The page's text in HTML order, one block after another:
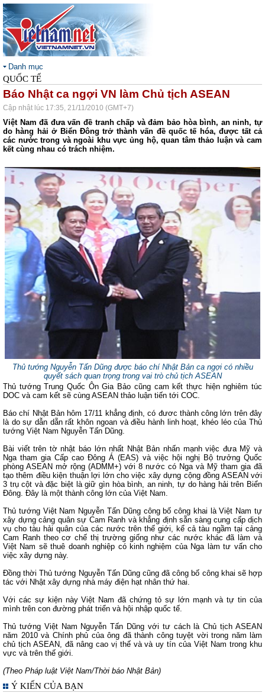
Danh mục
QUỐC TẾ
Báo Nhật ca ngợi VN làm Chủ tịch ASEAN
Cập nhật lúc 17:35, 21/11/2010 (GMT+7)
Việt Nam đã đưa vấn đề tranh chấp và đảm bảo hòa bình, an ninh, tự
do hàng hải ở Biển Đông trở thành vấn đề quốc tế hóa, được tất cả
các nước trong và ngoài khu vực ủng hộ, quan tâm thảo luận và cam
kết cùng nhau có trách nhiệm.
Thủ tướng Nguyễn Tấn Dũng được báo chí Nhật Bản ca ngợi có nhiều
quyết sách quan trọng trong vai trò chủ tịch ASEAN
Thủ tướng Trung Quốc Ôn Gia Bảo cũng cam kết thực hiện nghiêm túc
DOC và cam kết sẽ cùng ASEAN thảo luận tiến tới COC.
Báo chí Nhật Bản hôm 17/11 khẳng định, có đươc thành công lớn trên đây
là do sự dẫn dẵn rất khôn ngoan và điều hành linh hoạt, khéo léo của Thủ
tướng Việt Nam Nguyễn Tấn Dũng.
Bài viết trên tờ nhật báo lớn nhất Nhật Bản nhấn mạnh việc đưa Mỹ và
Nga tham gia Cấp cao Đông Á (EAS) và việc hội nghị Bộ trưởng Quốc
phòng ASEAN mở rộng (ADMM+) với 8 nước có Nga và Mỹ tham gia đã
tạo thêm điều kiện thuận lợi lớn cho việc xây dựng cộng đồng ASEAN với
3 trụ cột và đặc biệt là giữ gìn hòa bình, an ninh, tự do hàng hải trên Biển
Đông. Đây là một thành công lớn của Việt Nam.
Thủ tướng Việt Nam Nguyễn Tấn Dũng công bố công khai là Việt Nam tự
xây dựng cảng quân sự Cam Ranh và khẳng định sẵn sàng cung cấp dịch
vụ cho tàu hải quân của các nước trên thế giới, kể cả tàu ngầm tại cảng
Cam Ranh theo cơ chế thị trường giống như các nước khác đã làm và
Việt Nam sẽ thuê doanh nghiệp có kinh nghiệm của Nga làm tư vấn cho
việc xây dựng này.
Đồng thời Thủ tướng Nguyễn Tấn Dũng cũng đã công bố công khai sẽ hợp
tác với Nhật xây dựng nhà máy điện hạt nhân thứ hai.
Với các sự kiện này Việt Nam đã chứng tỏ sự lớn mạnh và tự tin của
mình trên con đường phát triển và hội nhập quốc tế.
Thủ tướng Việt Nam Nguyễn Tấn Dũng với tư cách là Chủ tịch ASEAN
năm 2010 và Chính phủ của ông đã thành công tuyệt vời trong năm làm
chủ tịch ASEAN, đã nâng cao vị thế và và uy tín của Việt Nam trong khu
vực và trên thế giới.
(Theo Pháp luật Việt Nam/Thời báo Nhật Bản)
Ý KIẾN CỦA BẠN